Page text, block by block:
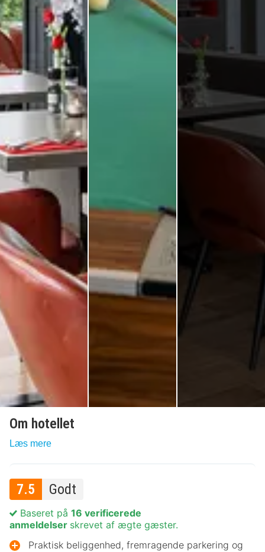
Om hotellet
Læs mere
7.5 Godt
Baseret på 16 verificerede
anmeldelser skrevet af ægte gæster.
Praktisk beliggenhed, fremragende parkering og